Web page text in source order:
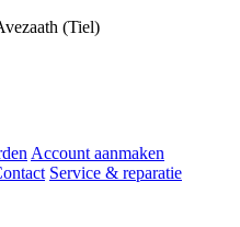
(Tiel)
Account aanmaken
Service & reparatie